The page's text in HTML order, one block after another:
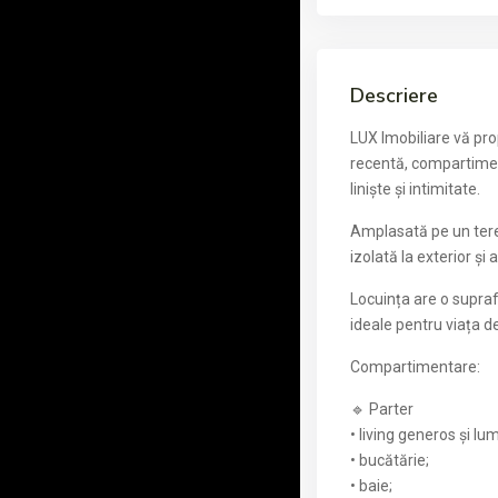
Descriere
LUX Imobiliare vă
recentă,
liniște și intimitate.
Amplasată pe un
izolată la exterior și
Locuința are o
ideale pentru viața
Compartimentare:
🔹 Parter
• living generos și
• bucătărie;
• baie;